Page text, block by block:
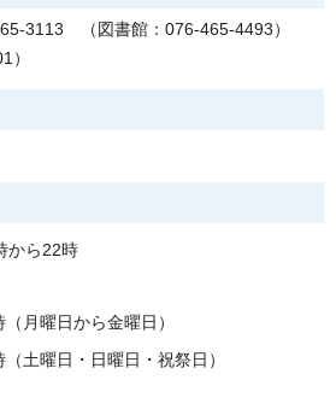
3113 （図書館：076-465-4493）
）
から22時
月曜日から金曜日）
土曜日・日曜日・祝祭日）